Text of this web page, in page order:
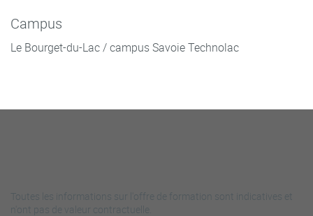
Campus
Le Bourget-du-Lac / campus Savoie Technolac
Toutes les informations sur l'offre de formation sont indicatives et
n'ont pas de valeur contractuelle.